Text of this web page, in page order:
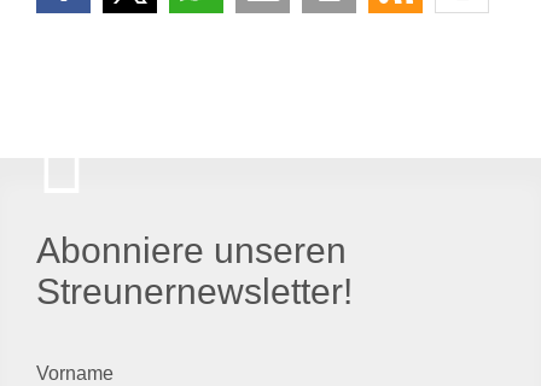
Abonniere unseren
Streunernewsletter!
Vorname